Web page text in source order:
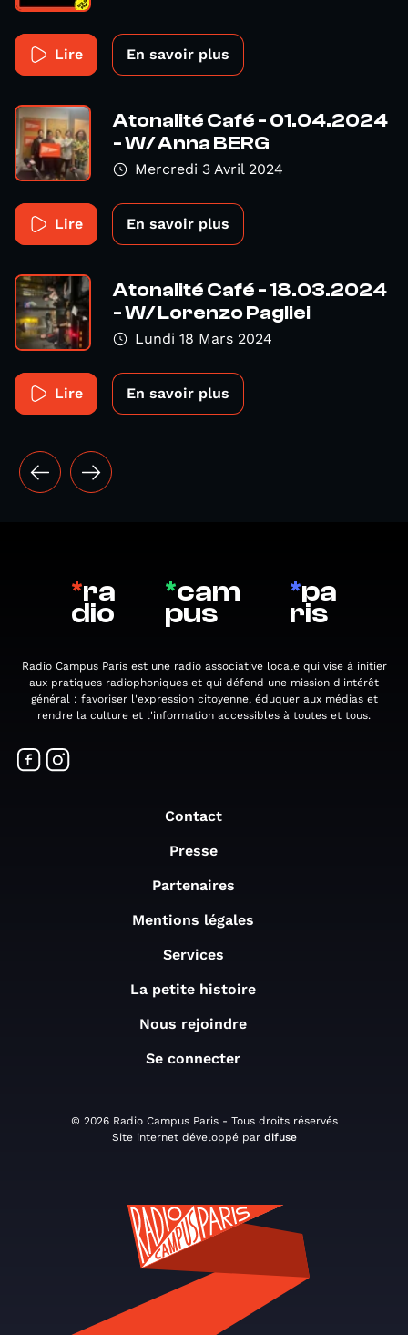
Lire En savoir plus
Atonalité Café - 01.04.2024
- W/ Anna BERG
Mercredi 3 Avril 2024
Lire En savoir plus
Atonalité Café - 18.03.2024
- W/ Lorenzo Pagliei
Lundi 18 Mars 2024
Lire En savoir plus
*ra
dio
*cam
pus
*pa
ris
Radio Campus Paris est une radio associative locale qui vise à initier
aux pratiques radiophoniques et qui défend une mission d'intérêt
général : favoriser l'expression citoyenne, éduquer aux médias et
rendre la culture et l'information accessibles à toutes et tous.
Contact
Presse
Partenaires
Mentions légales
Services
La petite histoire
Nous rejoindre
Se connecter
© 2026 Radio Campus Paris - Tous droits réservés
Site internet développé par difuse